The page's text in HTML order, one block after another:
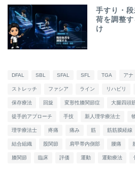
手すり・
荷を調整
け
DFAL SBL SFAL SFL TGA アナ
ストレッチ ファシア ライン リハビリ
保存療法 回旋 変形性膝関節症 大腿四頭
徒手的アプローチ 手技 新人理学療法士
理学療法士 疼痛 痛み 筋 筋筋膜経線
結合組織 股関節 肩甲帯内側部 腰痛
膝関節 臨床 評価 運動 運動療法